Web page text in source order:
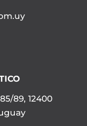
89, 12400